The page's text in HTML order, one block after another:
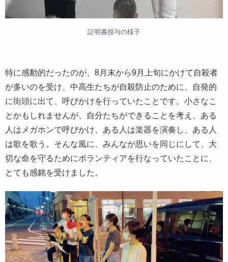
証明書授与の様子
特に感動的だったのが、8月末から9月上旬にかけて自殺者
が多いのを受け、中高生たちが自殺防止のために、自発的
に街頭に出て、呼びかけを行っていたことです。小さなこ
とかもしれませんが、自分たちができることを考え、ある
人はメガホンで呼びかけ、ある人は楽器を演奏し、ある人
は歌を歌う。そんな風に、みんなが思いを同じにして、大
切な命を守るためにボランティアを行なっていたことに、
とても感銘を受けました。